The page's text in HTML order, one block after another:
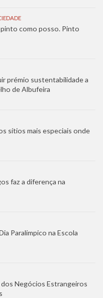
pinto como posso. Pinto
prémio sustentabilidade a
de Albufeira
sítios mais especiais onde
faz a diferença na
Paralímpico na Escola
Negócios Estrangeiros